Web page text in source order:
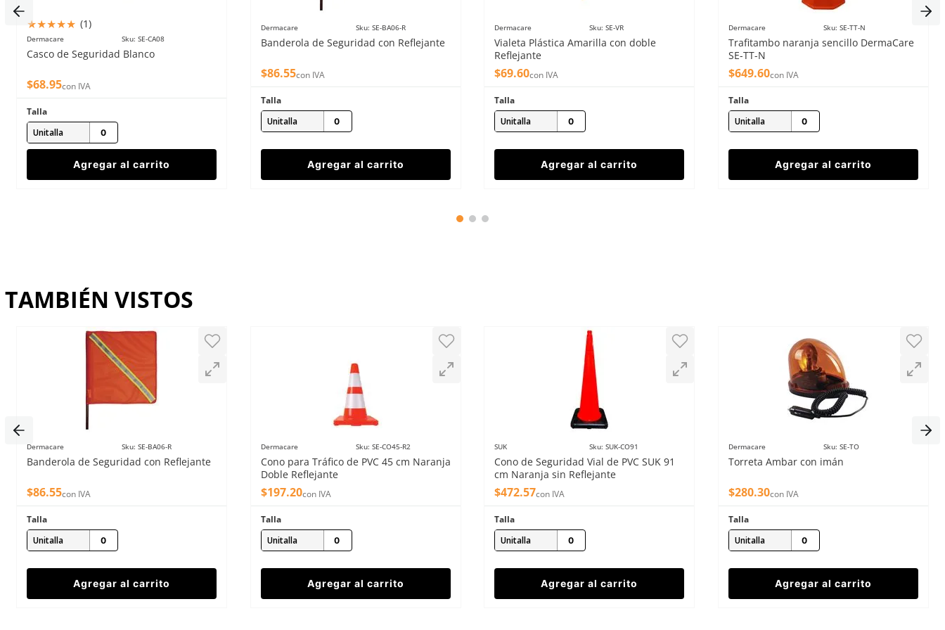
Enviar comentario
★★★★★ (1)
Dermacare Sku: SE-CA08
Casco de Seguridad Blanco
$68.95con IVA
Talla
Unitalla
Agregar al carrito
Dermacare Sku: SE-BA06-R
Banderola de Seguridad con Reflejante
$86.55con IVA
Talla
Unitalla
Agregar al carrito
Dermacare Sku: SE-VR
Vialeta Plástica Amarilla con doble
Reflejante
$69.60con IVA
Talla
Unitalla
Agregar al carrito
Dermacare Sku: SE-TT-N
Trafitambo naranja sencillo DermaCare
SE-TT-N
$649.60con IVA
Talla
Unitalla
Agregar al carrito
TAMBIÉN VISTOS
Dermacare Sku: SE-BA06-R
Banderola de Seguridad con Reflejante
$86.55con IVA
Talla
Unitalla
Agregar al carrito
Dermacare Sku: SE-CO45-R2
Cono para Tráfico de PVC 45 cm Naranja
Doble Reflejante
$197.20con IVA
Talla
Unitalla
Agregar al carrito
SUK Sku: SUK-CO91
Cono de Seguridad Vial de PVC SUK 91
cm Naranja sin Reflejante
$472.57con IVA
Talla
Unitalla
Agregar al carrito
Dermacare Sku: SE-TO
Torreta Ambar con imán
$280.30con IVA
Talla
Unitalla
Agregar al carrito